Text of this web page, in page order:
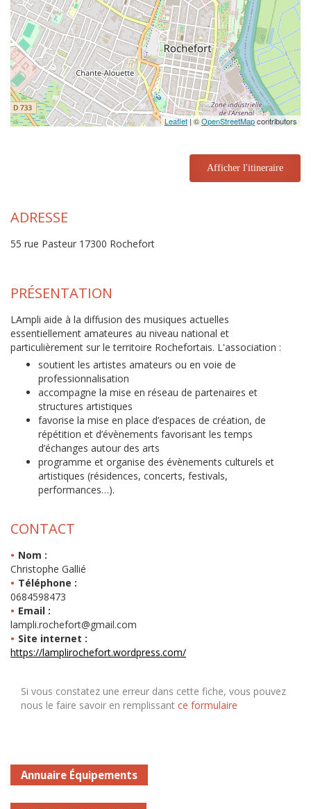
Leaflet| ©OpenStreetMapcontributors
Afficher l'itineraire
ADRESSE
55 rue Pasteur 17300 Rochefort
PRÉSENTATION
LAmpli aide à la diffusion des musiques actuelles
essentiellement amateures au niveau national et
particulièrement sur le territoire Rochefortais. L'association :
soutient les artistes amateurs ou en voie de
professionnalisation
accompagne la mise en réseau de partenaires et
structures artistiques
favorise la mise en place d’espaces de création, de
répétition et d’évènements favorisant les temps
d’échanges autour des arts
programme et organise des évènements culturels et
artistiques (résidences, concerts, festivals,
performances…).
CONTACT
Nom :
Christophe Gallié
Téléphone :
0684598473
Email :
lampli.rochefort@gmail.com
Site internet :
https://lamplirochefort.wordpress.com/
Si vous constatez une erreur dans cette fiche, vous pouvez
nous le faire savoir en remplissant ce formulaire
Annuaire Équipements